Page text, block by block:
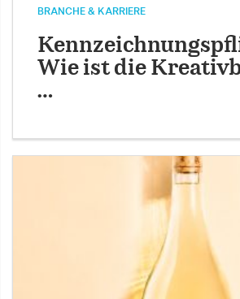
BRANCHE & KARRIERE
Wie ist die
…